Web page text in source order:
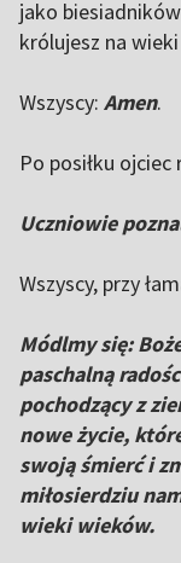
jako
królujesz na
Wszyscy: Amen.
Po posiłku
Uczniowie
Wszyscy, przy
Módlmy się:
paschalną
pochodzący z
nowe życie,
swoją śmierć i
miłosierdziu
wieki wieków.